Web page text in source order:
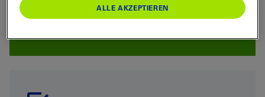
ALLE AKZEPTIEREN